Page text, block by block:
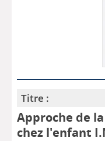
Titre :
Approche de
chez l'enfant